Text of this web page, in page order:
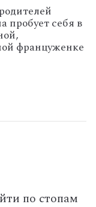
себя в
француженке
по стопам